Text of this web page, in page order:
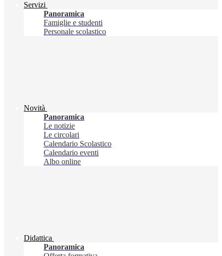
Servizi
Panoramica
Famiglie e studenti
Personale scolastico
Novità
Panoramica
Le notizie
Le circolari
Calendario Scolastico
Calendario eventi
Albo online
Didattica
Panoramica